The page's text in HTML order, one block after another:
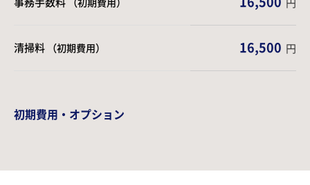
清掃料 （初期費用） 16,500 円
初期費用・オプション